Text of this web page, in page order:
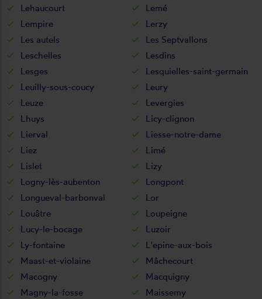
Lehaucourt
Lemé
Lempire
Lerzy
Les autels
Les Septvallons
Leschelles
Lesdins
Lesges
Lesquielles-saint-germain
Leuilly-sous-coucy
Leury
Leuze
Levergies
Lhuys
Licy-clignon
Lierval
Liesse-notre-dame
Liez
Limé
Lislet
Lizy
Logny-lès-aubenton
Longpont
Longueval-barbonval
Lor
Louâtre
Loupeigne
Lucy-le-bocage
Luzoir
Ly-fontaine
L'epine-aux-bois
Maast-et-violaine
Mâchecourt
Macogny
Macquigny
Magny-la-fosse
Maissemy